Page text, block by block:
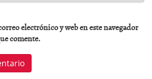
electrónico y web en este navegador
comente.